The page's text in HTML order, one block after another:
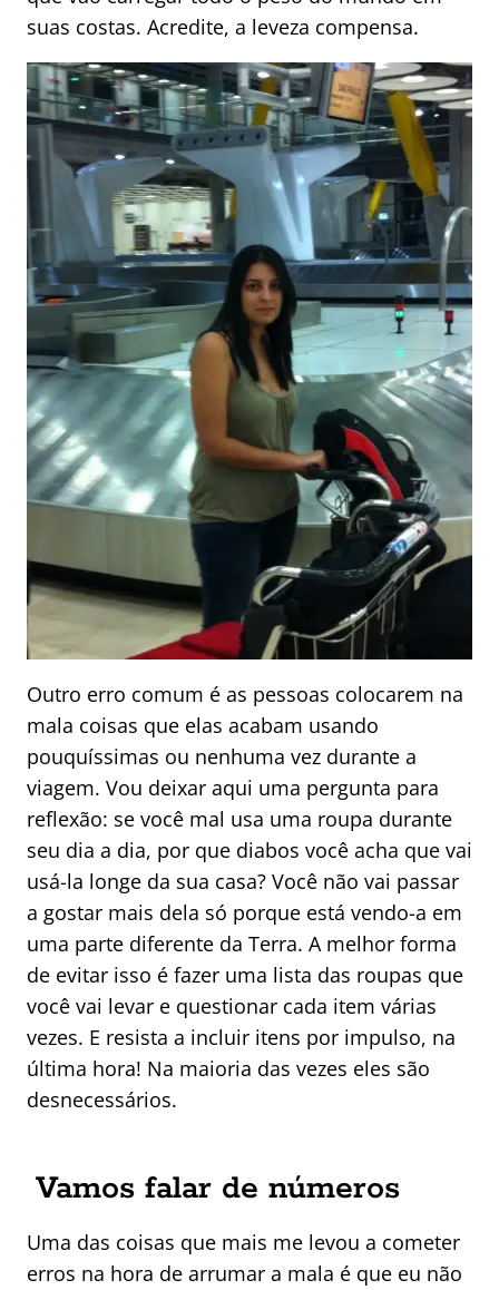
suas costas. Acredite, a leveza compensa.
Outro erro comum é as pessoas colocarem na
mala coisas que elas acabam usando
pouquíssimas ou nenhuma vez durante a
viagem. Vou deixar aqui uma pergunta para
reflexão: se você mal usa uma roupa durante
seu dia a dia, por que diabos você acha que vai
usá-la longe da sua casa? Você não vai passar
a gostar mais dela só porque está vendo-a em
uma parte diferente da Terra. A melhor forma
de evitar isso é fazer uma lista das roupas que
você vai levar e questionar cada item várias
vezes. E resista a incluir itens por impulso, na
última hora! Na maioria das vezes eles são
desnecessários.
Vamos falar de números
Uma das coisas que mais me levou a cometer
erros na hora de arrumar a mala é que eu não